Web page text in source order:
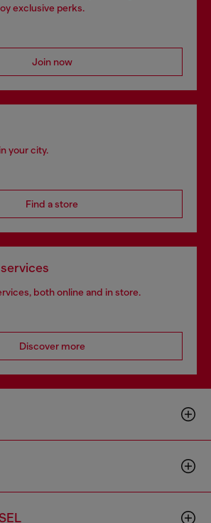
exclusive perks.
Join now
your city.
Find a store
both online and in store.
Discover more